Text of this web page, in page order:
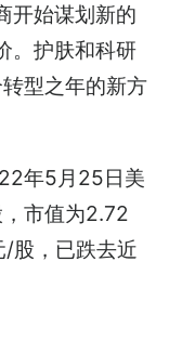
开始谋划新的
。护肤和科研
型之年的新方
年5月25日美
市值为2.72
股，已跌去近